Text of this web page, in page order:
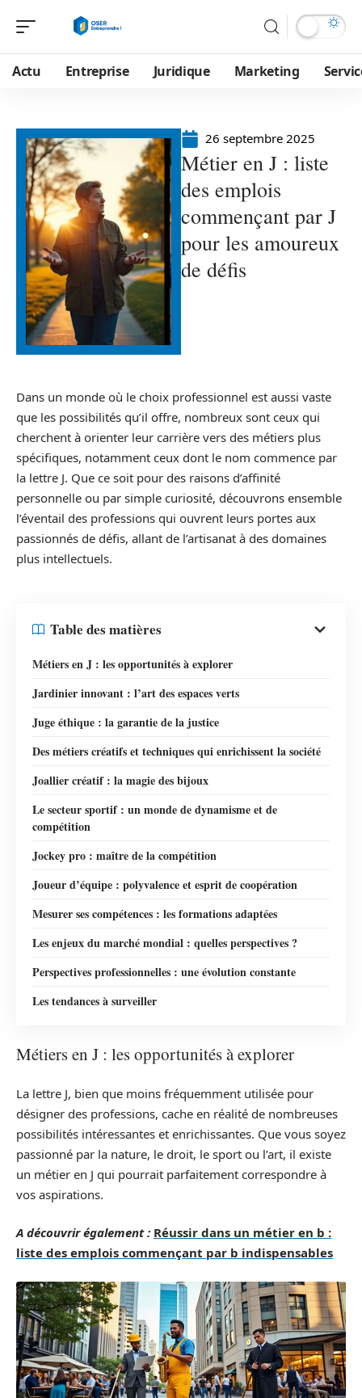
Actu Entreprise Juridique Marketing
26 septembre 2025
Métier en J : liste
des emplois
commençant par J
pour les amoureux
de défis
Dans un monde où le choix professionnel est aussi vaste
que les possibilités qu’il offre, nombreux sont ceux qui
cherchent à orienter leur carrière vers des métiers plus
spécifiques, notamment ceux dont le nom commence par
la lettre J. Que ce soit pour des raisons d’affinité
personnelle ou par simple curiosité, découvrons ensemble
l’éventail des professions qui ouvrent leurs portes aux
passionnés de défis, allant de l’artisanat à des domaines
plus intellectuels.
Table des matières
Métiers en J : les opportunités à explorer
Jardinier innovant : l’art des espaces verts
Juge éthique : la garantie de la justice
Des métiers créatifs et techniques qui enrichissent la société
Joallier créatif : la magie des bijoux
Le secteur sportif : un monde de dynamisme et de
compétition
Jockey pro : maître de la compétition
Joueur d’équipe : polyvalence et esprit de coopération
Mesurer ses compétences : les formations adaptées
Les enjeux du marché mondial : quelles perspectives ?
Perspectives professionnelles : une évolution constante
Les tendances à surveiller
Métiers en J : les opportunités à explorer
La lettre J, bien que moins fréquemment utilisée pour
désigner des professions, cache en réalité de nombreuses
possibilités intéressantes et enrichissantes. Que vous soyez
passionné par la nature, le droit, le sport ou l’art, il existe
un métier en J qui pourrait parfaitement correspondre à
vos aspirations.
A découvrir également : Réussir dans un métier en b :
liste des emplois commençant par b indispensables